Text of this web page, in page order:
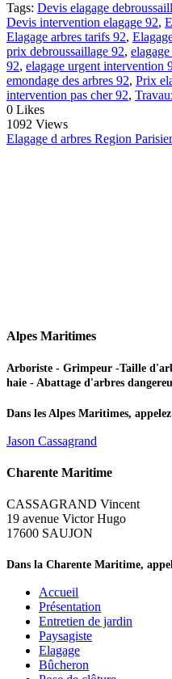
Tags: Devis elagage
Devis intervention elagage 92,
Elagage arbres tarifs 92,
prix debroussaillage 92,
92, elagage urgent intervention
emondage des arbres 92, Prix
intervention pas cher 92,
0 Likes
1092 Views
Elagage d arbres Region
Alpes Maritimes
Arboriste - Grimpeur -Taille
haie - Abattage d'arbres
Dans les Alpes Maritimes,
Jason Cassagrand
Charente Maritime
CASSAGRAND Vincent
19 avenue Victor Hugo
17600 SAUJON
Dans la Charente Maritime,
Accueil
Présentation
Entretien de jardin
Paysagiste
Elagage
Bûcheron